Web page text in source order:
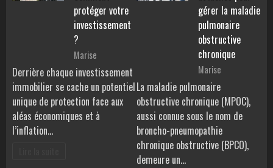
protéger votre
investissement
?
Marise
Derrière chaque investissement
immobilier se cache un potentiel
unique de protection face aux
aléas économiques et à
l’inflation…
gérer la maladie
pulmonaire
obstructive
chronique
Marise
La maladie pulmonaire
obstructive chronique (MPOC),
aussi connue sous le nom de
broncho-pneumopathie
chronique obstructive (BPCO),
demeure un…